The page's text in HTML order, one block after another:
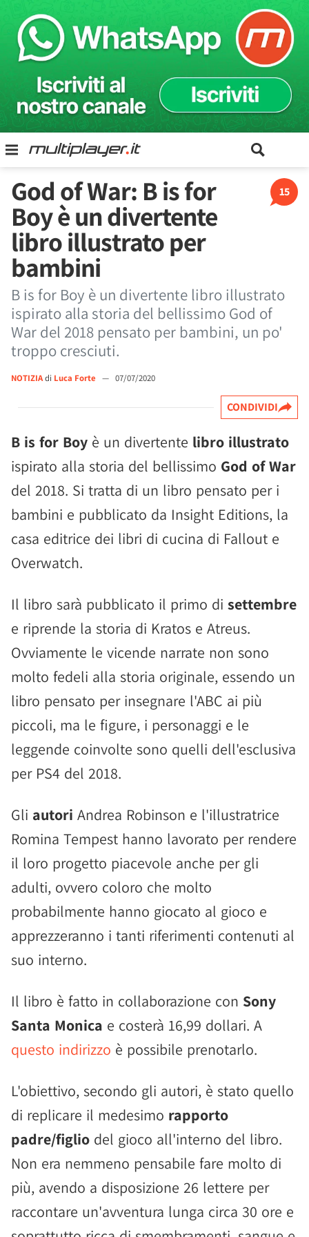
15
God of War: B is for
Boy è un divertente
libro illustrato per
bambini
B is for Boy è un divertente libro illustrato
ispirato alla storia del bellissimo God of
War del 2018 pensato per bambini, un po'
troppo cresciuti.
NOTIZIAdi Luca Forte — 07/07/2020
CONDIVIDI
B is for Boy è un divertente libro illustrato
ispirato alla storia del bellissimo God of War
del 2018. Si tratta di un libro pensato per i
bambini e pubblicato da Insight Editions, la
casa editrice dei libri di cucina di Fallout e
Overwatch.
Il libro sarà pubblicato il primo di settembre
e riprende la storia di Kratos e Atreus.
Ovviamente le vicende narrate non sono
molto fedeli alla storia originale, essendo un
libro pensato per insegnare l'ABC ai più
piccoli, ma le figure, i personaggi e le
leggende coinvolte sono quelli dell'esclusiva
per PS4 del 2018.
Gli autori Andrea Robinson e l'illustratrice
Romina Tempest hanno lavorato per rendere
il loro progetto piacevole anche per gli
adulti, ovvero coloro che molto
probabilmente hanno giocato al gioco e
apprezzeranno i tanti riferimenti contenuti al
suo interno.
Il libro è fatto in collaborazione con Sony
Santa Monica e costerà 16,99 dollari. A
questo indirizzo è possibile prenotarlo.
L'obiettivo, secondo gli autori, è stato quello
di replicare il medesimo rapporto
padre/figlio del gioco all'interno del libro.
Non era nemmeno pensabile fare molto di
più, avendo a disposizione 26 lettere per
raccontare un'avventura lunga circa 30 ore e